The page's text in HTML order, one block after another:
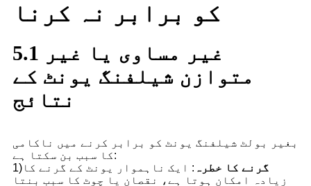
کو برابر نہ کرنا
5.1 غیر مساوی یا غیر
متوازن شیلفنگ یونٹ کے
نتائج
بغیر بولٹ شیلفنگ یونٹ کو برابر کرنے میں ناکامی
کا سبب بن سکتا ہے:
1)
گرنے کا خطرہ : ایک ناہموار یونٹ کے گرنے کا
زیادہ امکان ہوتا ہے، نقصان یا چوٹ کا سبب بنتا